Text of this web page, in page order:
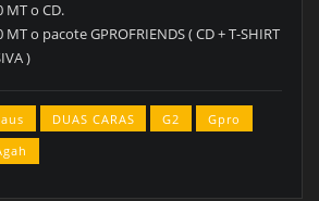
MT o CD.
MT o pacote GPROFRIENDS ( CD + T-SHIRT
)
DUAS CARAS G2
Gpro